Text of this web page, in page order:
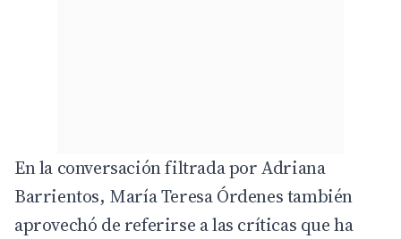
En la conversación filtrada por Adriana
Barrientos, María Teresa Órdenes también
aprovechó de referirse a las críticas que ha